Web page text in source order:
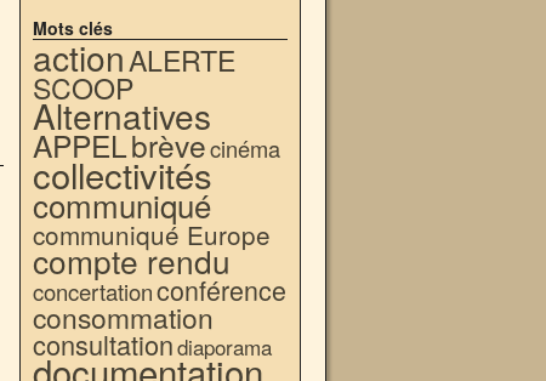
Mots clés
actionALERTE
SCOOP
Alternatives
APPELbrèvecinéma
collectivités
communiqué
communiqué Europe
compte rendu
concertationconférence
consommation
consultationdiaporama